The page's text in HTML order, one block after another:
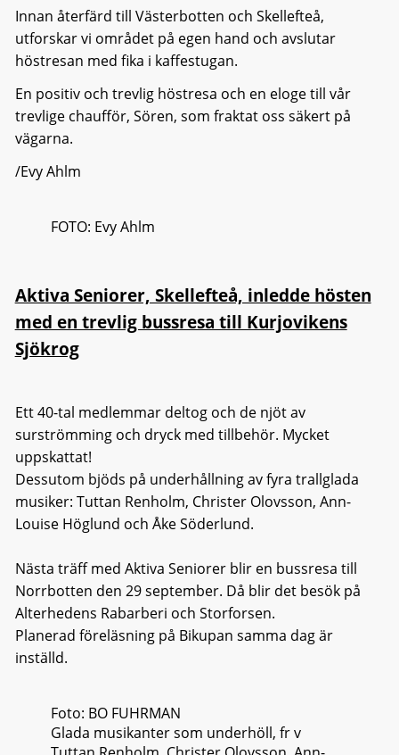
Innan återfärd till Västerbotten och Skellefteå,
utforskar vi området på egen hand och avslutar
höstresan med fika i kaffestugan.
En positiv och trevlig höstresa och en eloge till vår
trevlige chaufför, Sören, som fraktat oss säkert på
vägarna.
/Evy Ahlm
FOTO: Evy Ahlm
Aktiva Seniorer, Skellefteå, inledde hösten
med en trevlig bussresa till Kurjovikens
Sjökrog
Ett 40-tal medlemmar deltog och de njöt av
surströmming och dryck med tillbehör. Mycket
uppskattat!
Dessutom bjöds på underhållning av fyra trallglada
musiker: Tuttan Renholm, Christer Olovsson, Ann-
Louise Höglund och Åke Söderlund.
Nästa träff med Aktiva Seniorer blir en bussresa till
Norrbotten den 29 september. Då blir det besök på
Alterhedens Rabarberi och Storforsen.
Planerad föreläsning på Bikupan samma dag är
inställd.
Foto: BO FUHRMAN
Glada musikanter som underhöll, fr v